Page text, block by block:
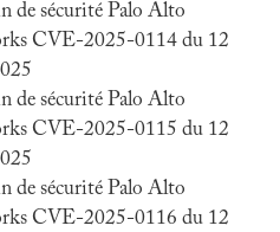
de sécurité Palo Alto
CVE-2025-0114 du 12
de sécurité Palo Alto
CVE-2025-0115 du 12
de sécurité Palo Alto
CVE-2025-0116 du 12